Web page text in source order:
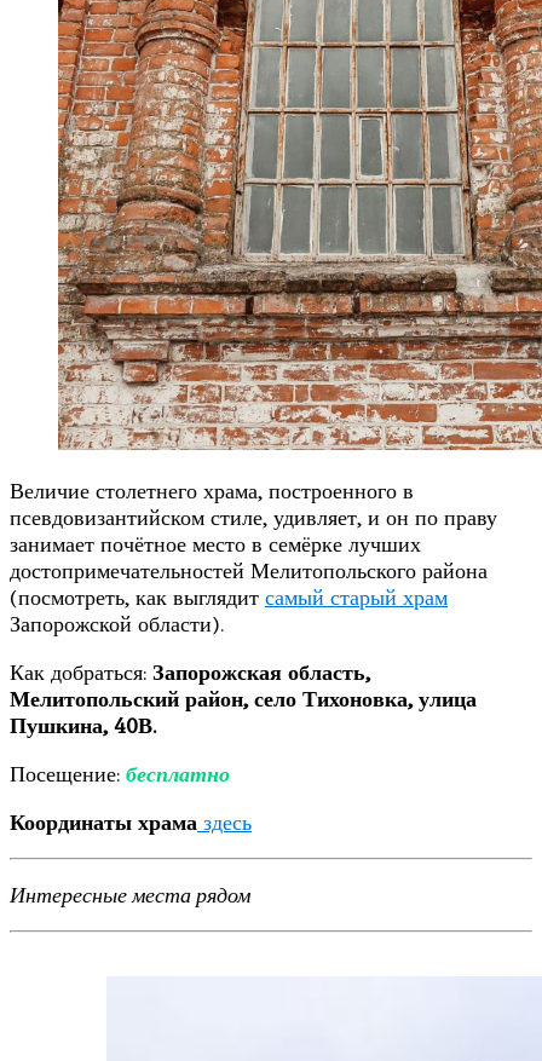
Величие столетнего храма, построенного в
псевдовизантийском стиле, удивляет, и он по праву
занимает почётное место в семёрке лучших
достопримечательностей Мелитопольского района
(посмотреть, как выглядит самый старый храм
Запорожской области).
Как добраться: Запорожская область,
Мелитопольский район, село Тихоновка, улица
Пушкина, 40В.
Посещение: бесплатно
Координаты храма здесь
Интересные места рядом